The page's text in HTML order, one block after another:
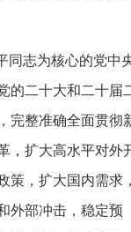
同志为核心的党中
的二十大和二十届
完整准确全面贯彻
，扩大高水平对外
策，扩大国内需求，
外部冲击，稳定预